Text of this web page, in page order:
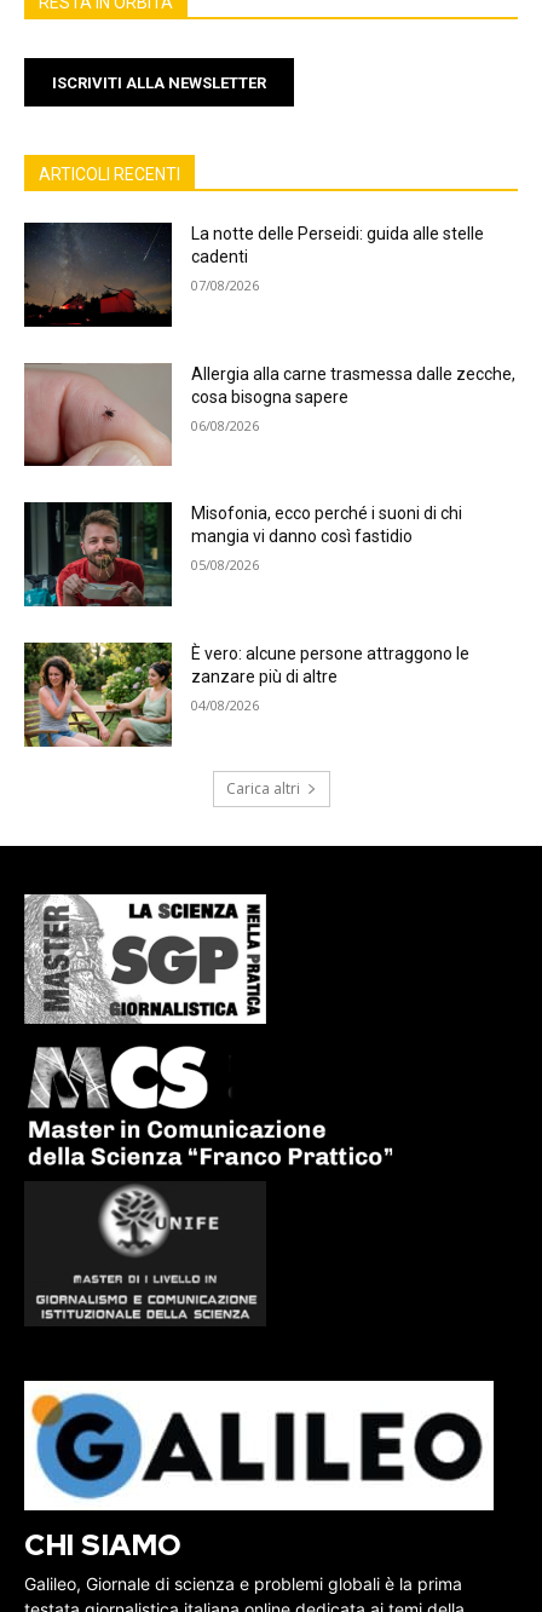
ISCRIVITI ALLA NEWSLETTER
ARTICOLI RECENTI
La notte delle Perseidi: guida alle stelle
cadenti
07/08/2026
Allergia alla carne trasmessa dalle zecche,
cosa bisogna sapere
06/08/2026
Misofonia, ecco perché i suoni di chi
mangia vi danno così fastidio
05/08/2026
È vero: alcune persone attraggono le
zanzare più di altre
04/08/2026
Carica altri
CHI SIAMO
Galileo, Giornale di scienza e problemi globali è la prima